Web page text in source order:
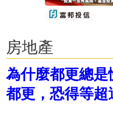
房地產
為什麼都更總是
都更，恐得等超